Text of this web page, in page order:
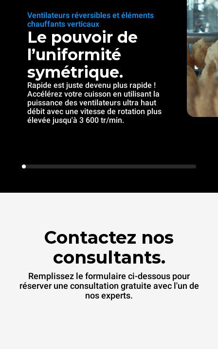
Ventilateurs réversibles et éléments
chauffants verticaux
Le pouvoir de
l’uniformité
symétrique.
Rapide est juste devenu plus rapide !
Accélérez votre cuisson en utilisant la
puissance des ventilateurs ultra haut
débit avec une vitesse de rotation plus
élevée jusqu'à 3 600 tr/min.
Contactez nos
consultants.
Remplissez le formulaire ci-dessous pour
réserver une consultation gratuite avec l'un de
nos experts.